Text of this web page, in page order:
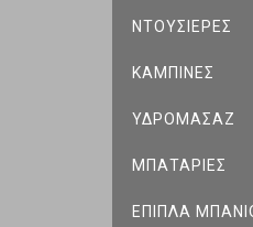
ΝΤΟΥΣΙΕΡΕΣ
ΚΑΜΠΙΝΕΣ
ΥΔΡΟΜΑΣΑΖ
ΜΠΑΤΑΡΙΕΣ
ΕΠΙΠΛΑ